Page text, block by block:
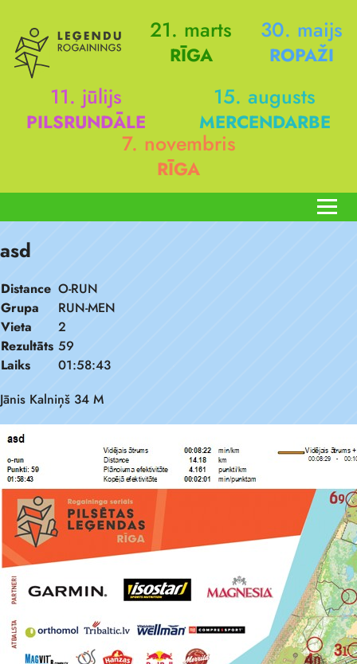
21. marts
RĪGA
30. maijs
ROPAŽI
11. jūlijs
PILSRUNDĀLE
15. augusts
MERCENDARBE
7. novembris
RĪGA
asd
Distance O-RUN
Grupa
RUN-MEN
Vieta
2
Rezultāts 59
Laiks
01:58:43
Jānis Kalniņš 34 M